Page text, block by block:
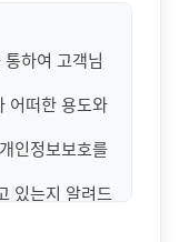
하여 고객님
어떠한 용도와
인정보보호를
있는지 알려드